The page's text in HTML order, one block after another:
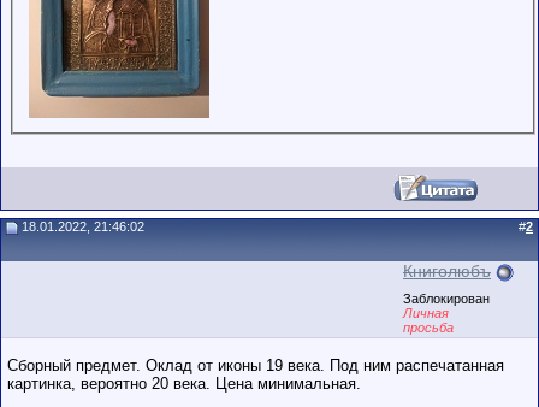
18.01.2022, 21:46:02 #2
Книголюбъ
Заблокирован
Личная
просьба
Сборный предмет. Оклад от иконы 19 века. Под ним распечатанная
картинка, вероятно 20 века. Цена минимальная.